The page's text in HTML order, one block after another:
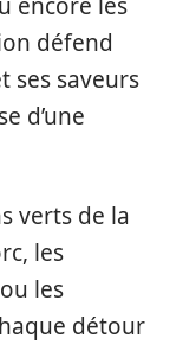
défend
ses saveurs
d’une
verts de la
les
les
détour